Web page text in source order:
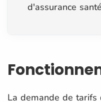
d'assurance
La demande de tarifs